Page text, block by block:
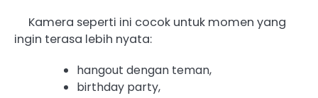
Kamera seperti ini cocok untuk momen yang
ingin terasa lebih nyata:
hangout dengan teman,
birthday party,